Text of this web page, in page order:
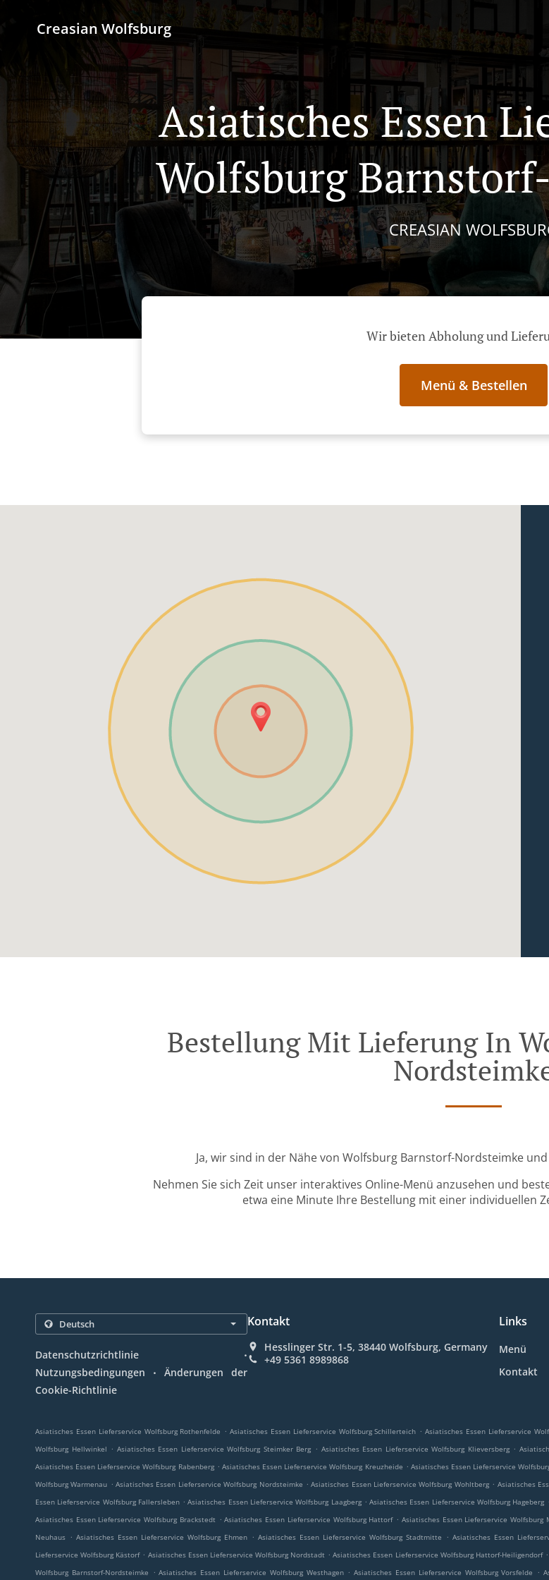
Creasian Wolfsburg
Asiatisches Essen
Wolfsburg
CREASIAN
Wir bieten Abholung und
Menü & Bestellen
Bestellung Mit Lieferung In
Ja, wir sind in der Nähe von Wolfsburg Barnstorf-Nordsteimke
Nehmen Sie sich Zeit unser interaktives Online-Menü anzusehen und
etwa eine Minute Ihre Bestellung mit einer individuellen
Datenschutzrichtlinie .
Nutzungsbedingungen .
Änderungen der
Cookie-Richtlinie
Kontakt
Hesslinger Str. 1-5, 38440 Wolfsburg, Germany
+49 5361 8989868
Links
Menü
Kontakt
Asiatisches Essen Lieferservice Wolfsburg Rothenfelde . Asiatisches Essen Lieferservice Wolfsburg Schillerteich . Asiatisches Essen Lieferservice
Wolfsburg Hellwinkel . Asiatisches Essen Lieferservice Wolfsburg Steimker Berg . Asiatisches Essen Lieferservice Wolfsburg Klieversberg .
Asiatisches Essen Lieferservice Wolfsburg Rabenberg . Asiatisches Essen Lieferservice Wolfsburg Kreuzheide . Asiatisches Essen Lieferservice
Wolfsburg Warmenau . Asiatisches Essen Lieferservice Wolfsburg Nordsteimke . Asiatisches Essen Lieferservice Wolfsburg Wohltberg . Asiatisches
Essen Lieferservice Wolfsburg Fallersleben . Asiatisches Essen Lieferservice Wolfsburg Laagberg . Asiatisches Essen Lieferservice Wolfsburg Hageberg
Asiatisches Essen Lieferservice Wolfsburg Brackstedt . Asiatisches Essen Lieferservice Wolfsburg Hattorf . Asiatisches Essen Lieferservice Wolfsburg
Neuhaus . Asiatisches Essen Lieferservice Wolfsburg Ehmen . Asiatisches Essen Lieferservice Wolfsburg Stadtmitte . Asiatisches Essen
Lieferservice Wolfsburg Kästorf . Asiatisches Essen Lieferservice Wolfsburg Nordstadt . Asiatisches Essen Lieferservice Wolfsburg Hattorf-Heiligendorf .
Wolfsburg Barnstorf-Nordsteimke
. Asiatisches Essen Lieferservice Wolfsburg Westhagen . Asiatisches Essen Lieferservice Wolfsburg Vorsfelde .